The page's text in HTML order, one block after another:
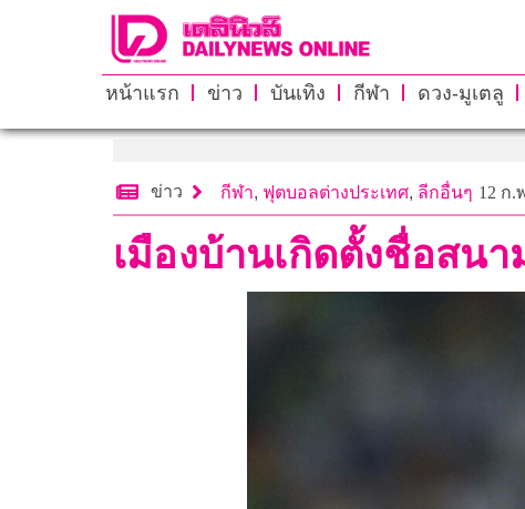
หน้าแรก ข่าว บันเทิง กีฬา ดวง-มูเตลู
ข่าว กีฬา, ฟุตบอลต่างประเทศ, ลีกอื่นๆ 12 ก.
เมืองบ้านเกิดตั้งชื่อสน